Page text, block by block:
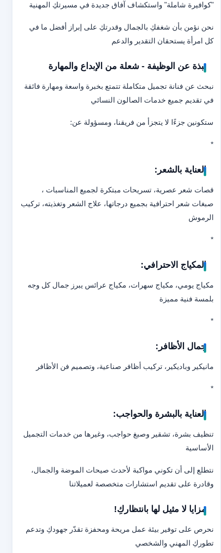
"كوافيرة شاملة" واستكشاف آفاق جديدة في مسيرتكِ المهنية
نحن نؤمن بأن شغفكِ بالجمال وقدرتكِ على إبراز أفضل ما في
كل امرأة يستحقان التقدير والدعم
نبذة عن الوظيفة - شعلة من الإبداع والمهارة
نبحث عن فنانة تجميل متكاملة تتمتع بخبرة واسعة ومهارة فائقة
في تقديم جميع خدمات الصالون النسائي
ستكونين جزءًا لا يتجزأ من فريقنا، ومسؤولة عن:
*
العناية بالشعر:
قصات شعر عصرية، تسريحات مبتكرة لجميع المناسبات ،
صبغات شعر احترافية بجميع درجاتها، علاج الشعر وتغذيته، تركيب
الرموش
*
المكياج الاحترافي:
مكياج يومي، مكياج سهرات، مكياج عرائس يبرز جمال كل وجه
بلمسة فنية مميزة
*
جمال الأظافر:
مانيكير وباديكير، تركيب أظافر صناعية، وتصميم فن الأظافر
*
العناية بالبشرة والحواجب:
تنظيف بشرة، تشقير وصبغ حواجب، وغيرها من خدمات التجميل
الأساسية
نتطلع إلى أن تكوني مواكبة لأحدث صيحات الموضة والجمال،
وقادرة على تقديم استشارات متخصصة لعميلاتنا
مزايا لا مثيل لها بانتظاركِ!
نحرص على توفير بيئة عمل مريحة ومحفزة تقدّر جهودكِ وتدعم
تطوركِ المهني والشخصي